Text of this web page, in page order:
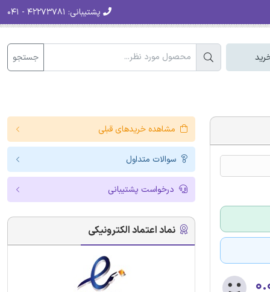
پشتیبانی:
جستجو
مشاهده خریدهای قبلی
سوالات متداول
درخواست پشتیبانی
نماد اعتماد الکترونیکی